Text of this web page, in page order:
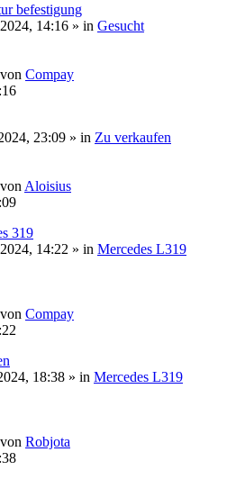
befestigung
14:16 » in Gesucht
von Compay
23:09 » in Zu verkaufen
von Aloisius
319
14:22 » in Mercedes L319
von Compay
18:38 » in Mercedes L319
von Robjota